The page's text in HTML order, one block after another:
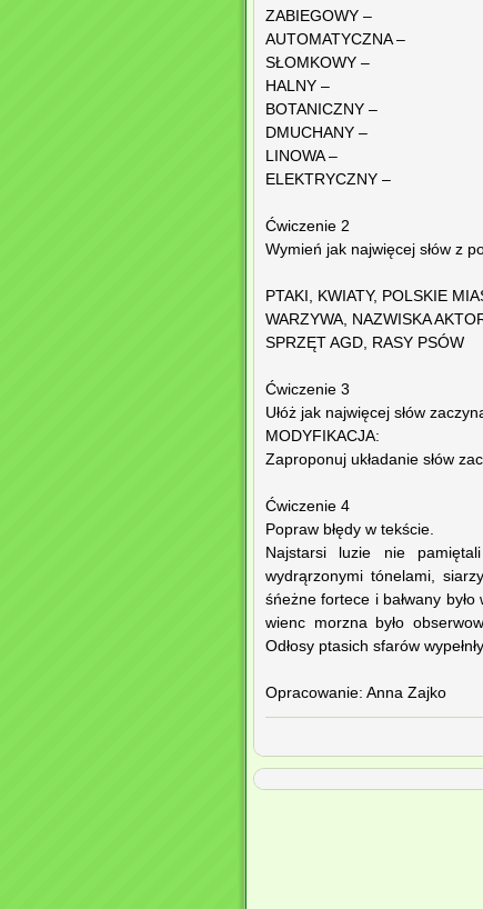
ZABIEGOWY –
AUTOMATYCZNA –
SŁOMKOWY –
HALNY –
BOTANICZNY –
DMUCHANY –
LINOWA –
ELEKTRYCZNY –
Ćwiczenie 2
Wymień jak najwięcej słów z
PTAKI, KWIATY, POLSKIE
WARZYWA, NAZWISKA
SPRZĘT AGD, RASY PSÓW
Ćwiczenie 3
Ułóż jak najwięcej słów
MODYFIKACJA:
Zaproponuj układanie słów
Ćwiczenie 4
Popraw błędy w tekście.
Najstarsi luzie nie
wydrąrzonymi tónelami,
śńeżne fortece i bałwany
wienc morzna było
Odłosy ptasich sfarów
Opracowanie: Anna Zajko